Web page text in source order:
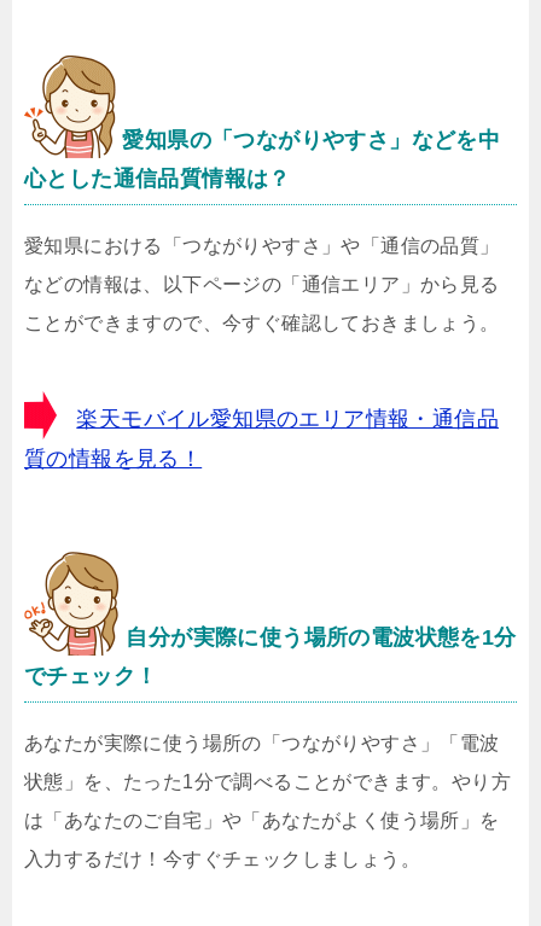
愛知県の「つながりやすさ」などを中
心とした通信品質情報は？
愛知県における「つながりやすさ」や「通信の品質」
などの情報は、以下ページの「通信エリア」から見る
ことができますので、今すぐ確認しておきましょう。
楽天モバイル愛知県のエリア情報・通信品
質の情報を見る！
自分が実際に使う場所の電波状態を1分
でチェック！
あなたが実際に使う場所の「つながりやすさ」「電波
状態」を、たった1分で調べることができます。やり方
は「あなたのご自宅」や「あなたがよく使う場所」を
入力するだけ！今すぐチェックしましょう。